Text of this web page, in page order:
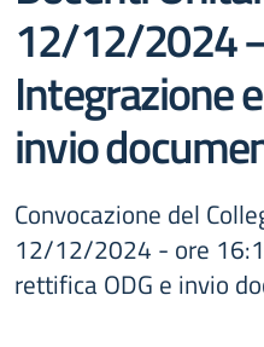
12/12/2024
Integrazione
invio
Convocazione del
12/12/2024 - ore
rettifica ODG e invio